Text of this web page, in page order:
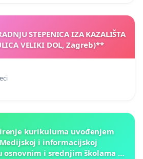
STEPENICA IZA KAZALIŠTA
VELIKI DOL, Zagreb)**
kurikuluma uvođenjem
i informacijskoj
osnovnim i srednjim školama u